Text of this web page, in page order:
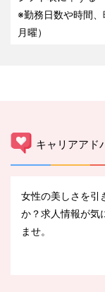
※勤務日数や時間、
月曜）
キャリアアド
女性の美しさを引
か？求人情報が気
ませ。